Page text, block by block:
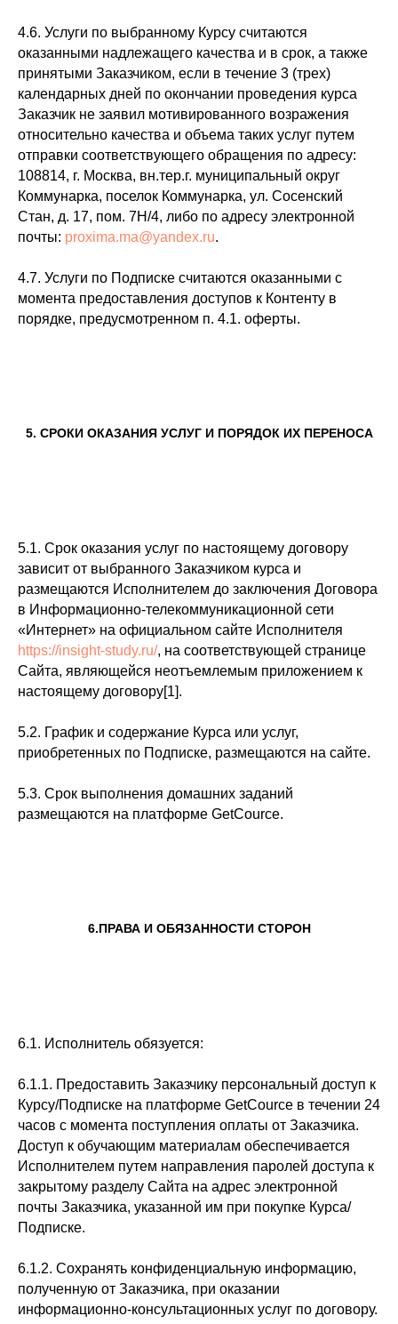
4.6. Услуги по выбранному Курсу считаются
оказанными надлежащего качества и в срок, а также
принятыми Заказчиком, если в течение 3 (трех)
календарных дней по окончании проведения курса
Заказчик не заявил мотивированного возражения
относительно качества и объема таких услуг путем
отправки соответствующего обращения по адресу:
108814, г. Москва, вн.тер.г. муниципальный округ
Коммунарка, поселок Коммунарка, ул. Сосенский
Стан, д. 17, пом. 7Н/4, либо по адресу электронной
почты: proxima.ma@yandex.ru.
4.7. Услуги по Подписке считаются оказанными с
момента предоставления доступов к Контенту в
порядке, предусмотренном п. 4.1. оферты.
5. СРОКИ ОКАЗАНИЯ УСЛУГ И ПОРЯДОК ИХ ПЕРЕНОСА
5.1. Срок оказания услуг по настоящему договору
зависит от выбранного Заказчиком курса и
размещаются Исполнителем до заключения Договора
в Информационно-телекоммуникационной сети
«Интернет» на официальном сайте Исполнителя
https://insight-study.ru/, на соответствующей странице
Сайта, являющейся неотъемлемым приложением к
настоящему договору[1].
5.2. График и содержание Курса или услуг,
приобретенных по Подписке, размещаются на сайте.
5.3. Срок выполнения домашних заданий
размещаются на платформе GetCource.
6.ПРАВА И ОБЯЗАННОСТИ СТОРОН
6.1. Исполнитель обязуется:
6.1.1. Предоставить Заказчику персональный доступ к
Курсу/Подписке на платформе GetCource в течении 24
часов с момента поступления оплаты от Заказчика.
Доступ к обучающим материалам обеспечивается
Исполнителем путем направления паролей доступа к
закрытому разделу Сайта на адрес электронной
почты Заказчика, указанной им при покупке Курса/
Подписке.
6.1.2. Сохранять конфиденциальную информацию,
полученную от Заказчика, при оказании
информационно-консультационных услуг по договору.